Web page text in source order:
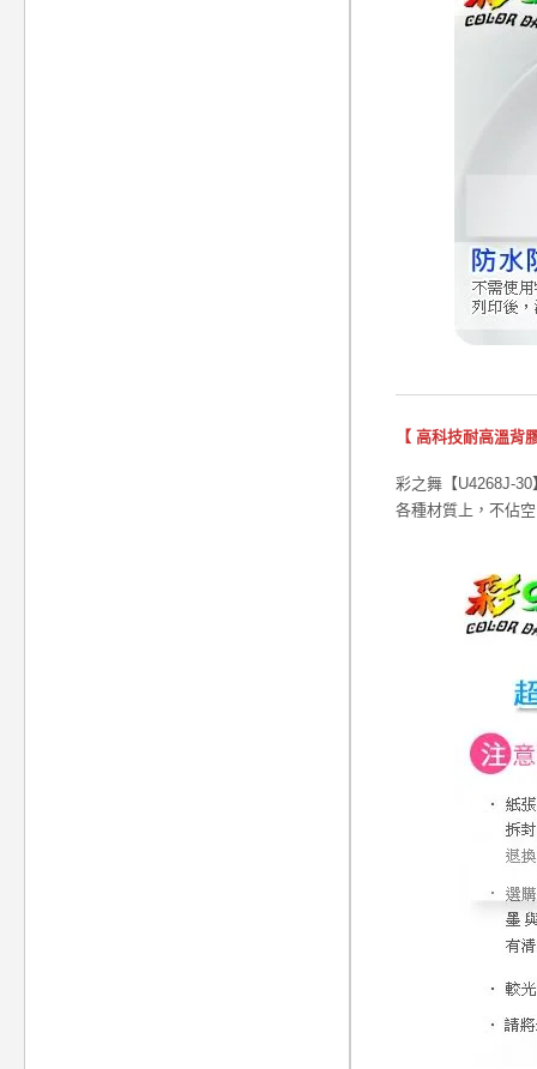
【 高科技耐高溫背
彩之舞【U4268J-
各種材質上，不佔